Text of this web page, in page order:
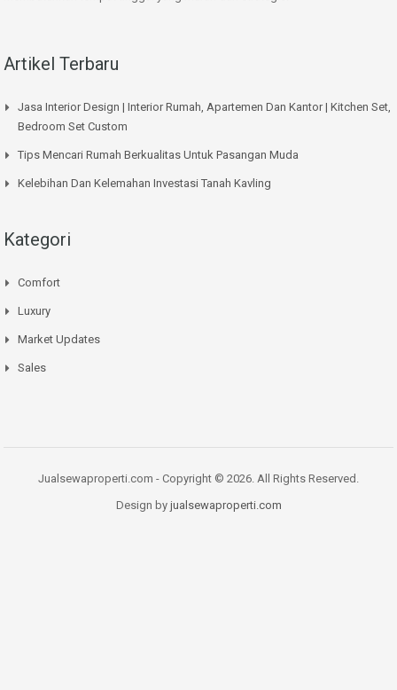
Artikel Terbaru
Jasa Interior Design | Interior Rumah, Apartemen Dan Kantor | Kitchen Set,
Bedroom Set Custom
Tips Mencari Rumah Berkualitas Untuk Pasangan Muda
Kelebihan Dan Kelemahan Investasi Tanah Kavling
Kategori
Comfort
Luxury
Market Updates
Sales
Jualsewaproperti.com - Copyright © 2026. All Rights Reserved.
Design by jualsewaproperti.com